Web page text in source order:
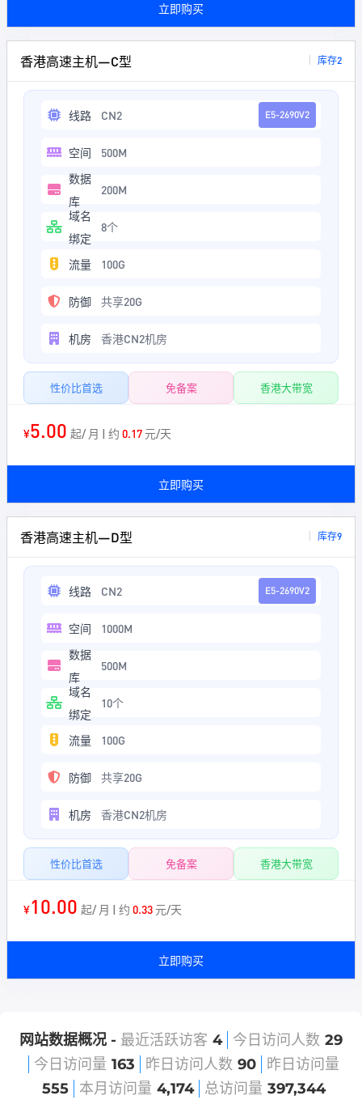
立即购买
香港高速主机—C型 库存2
线路 CN2 E5-2690V2
空间
500M
数据
库
200M
域名
绑定
8个
流量 100G
防御 共享20G
机房 香港CN2机房
性价比首选 免备案 香港大带宽
¥5.00 起/ 月 | 约 0.17元/天
立即购买
香港高速主机—D型 库存9
线路 CN2 E5-2690V2
空间
1000M
数据
库
500M
域名
绑定
10个
流量 100G
防御 共享20G
机房 香港CN2机房
性价比首选 免备案 香港大带宽
¥10.00 起/ 月 | 约 0.33元/天
立即购买
网站数据概况 - 最近活跃访客 4 今日访问人数 29
今日访问量 163 昨日访问人数 90
昨日访问量
555
本月访问量 4,174 总访问量 397,344